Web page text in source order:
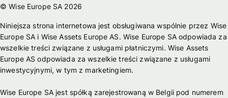
© Wise Europe SA 2026
Niniejsza strona internetowa jest obsługiwana wspólnie przez Wise
Europe SA i Wise Assets Europe AS. Wise Europe SA odpowiada za
wszelkie treści związane z usługami płatniczymi. Wise Assets
Europe AS odpowiada za wszelkie treści związane z usługami
inwestycyjnymi, w tym z marketingiem.
Wise Europe SA jest spółką zarejestrowaną w Belgii pod numerem